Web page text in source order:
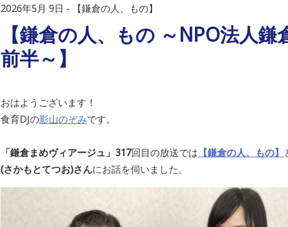
2026年5月 9日 【鎌倉の人、もの】
【鎌倉の人、もの ～NPO法人
前半～】
おはようございます！
食育DJの影山のぞみです。
「鎌倉まめヴィアージュ」317回目の放送では 【鎌倉の人、もの】
(さかもとてつお)さんにお話を伺いました。